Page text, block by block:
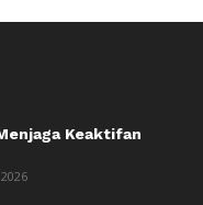
Keaktifan